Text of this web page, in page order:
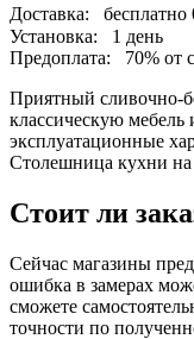
Доставка:
бесплатно
Установка:
1 день
Предоплата:
70% от
Приятный сливочно-
классическую
эксплуатационные
Столешница кухни на
Стоит ли
Сейчас магазины
ошибка в замерах
сможете
точности по